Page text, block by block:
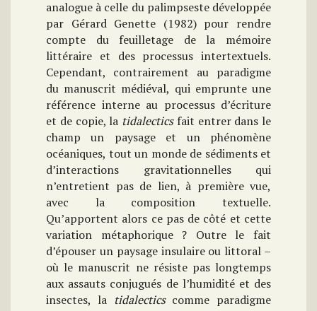
analogue à celle du palimpseste développée
par Gérard Genette (1982) pour rendre
compte du feuilletage de la mémoire
littéraire et des processus intertextuels.
Cependant, contrairement au paradigme
du manuscrit médiéval, qui emprunte une
référence interne au processus d’écriture
et de copie, la tidalecticsfait entrer dans le
champ un paysage et un phénomène
océaniques, tout un monde de sédiments et
d’interactions gravitationnelles qui
n’entretient pas de lien, à première vue,
avec la composition textuelle.
Qu’apportent alors ce pas de côté et cette
variation métaphorique ? Outre le fait
d’épouser un paysage insulaire ou littoral –
où le manuscrit ne résiste pas longtemps
aux assauts conjugués de l’humidité et des
insectes, la tidalectics comme paradigme